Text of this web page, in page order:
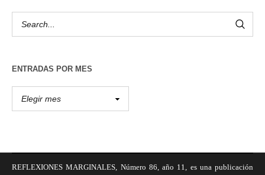
ENTRADAS POR MES
REFLEXIONES MARGINALES, Número 86, año 11, es una publicación